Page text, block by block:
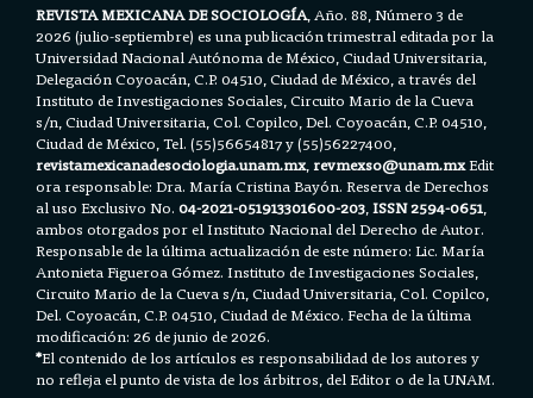
REVISTA MEXICANA DE SOCIOLOGÍA, Año. 88, Número 3 de
2026 (julio-septiembre) es una publicación trimestral editada por la
Universidad Nacional Autónoma de México, Ciudad Universitaria,
Delegación Coyoacán, C.P. 04510, Ciudad de México, a través del
Instituto de Investigaciones Sociales, Circuito Mario de la Cueva
s/n, Ciudad Universitaria, Col. Copilco, Del. Coyoacán, C.P. 04510,
Ciudad de México, Tel. (55)56654817 y (55)56227400,
revistamexicanadesociologia.unam.mx,revmexso@unam.mxEdit
ora responsable: Dra. María Cristina Bayón. Reserva de Derechos
al uso Exclusivo No.04-2021-051913301600-203,ISSN 2594-0651,
ambos otorgados por el Instituto Nacional del Derecho de Autor.
Responsable de la última actualización de este número: Lic. María
Antonieta Figueroa Gómez. Instituto de Investigaciones Sociales,
Circuito Mario de la Cueva s/n, Ciudad Universitaria, Col. Copilco,
Del. Coyoacán, C.P. 04510, Ciudad de México. Fecha de la última
modificación: 26 de junio de 2026.
*El contenido de los artículos es responsabilidad de los autores y
no refleja el punto de vista de los árbitros, del Editor o de la UNAM.